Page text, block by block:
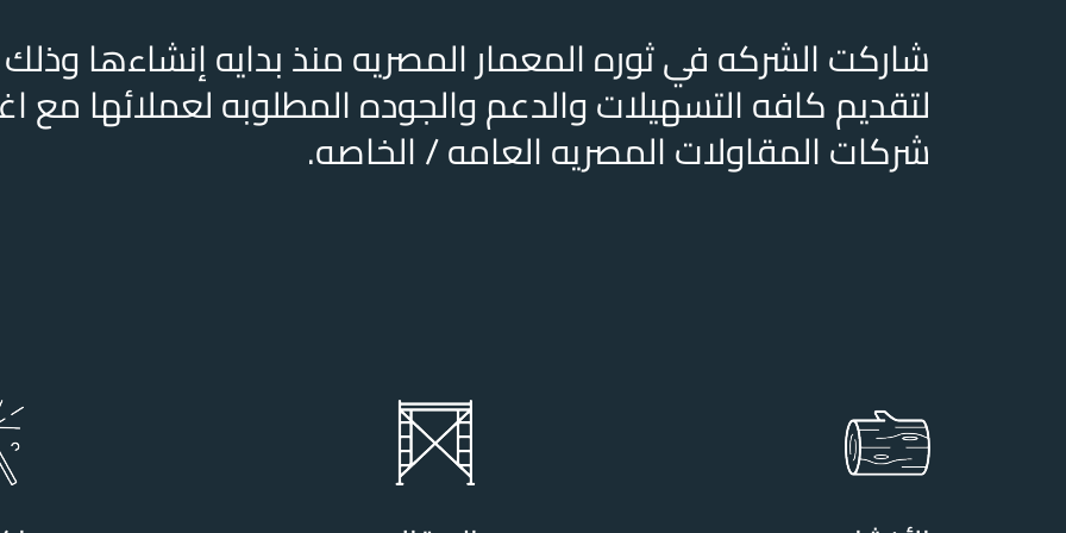
شاركت الشركه في ثوره المعمار المصريه منذ بدايه إنشاءها وذلك
لتقديم كافه التسهيلات والدعم والجوده المطلوبه لعملائها مع
شركات المقاولات المصريه العامه / الخاصه.